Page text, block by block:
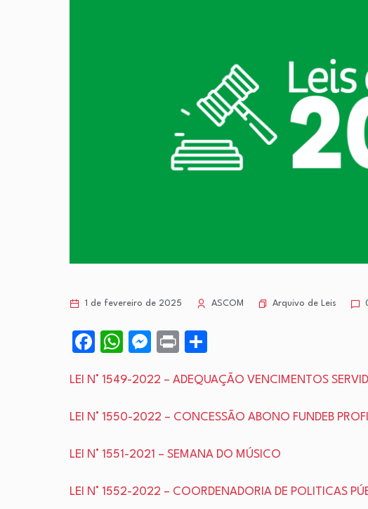
1 de fevereiro de 2025 ASCOM Arquivo de Leis
Facebook
WhatsApp
Messenger
Print
LEI N° 1549-2022 – ADEQUAÇÃO VENCIMENTOS
LEI N° 1550-2022 – CONCESSÃO ABONO FUNDEB
LEI N° 1551-2021 – SEMANA DO MÚSICO
LEI N° 1552-2022 – COORDENADORIA DE POLITICAS